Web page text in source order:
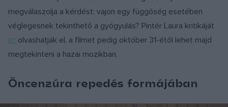
megválaszolja a kérdést: vajon egy függőség esetében
véglegesnek tekinthető a gyógyulás? Pintér Laura kritikáját
itt olvashatják el, a filmet pedig október 31-étől lehet majd
megtekinteni a hazai mozikban.
Öncenzúra repedés formájában